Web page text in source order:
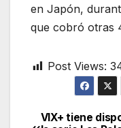
en Japón,
que cobró otras
Post Views:
VIX+ tiene